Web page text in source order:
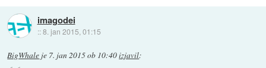
imagodei
::8. jan 2015, 01:15
BigWhale je 7. jan 2015 ob 10:40izjavil: